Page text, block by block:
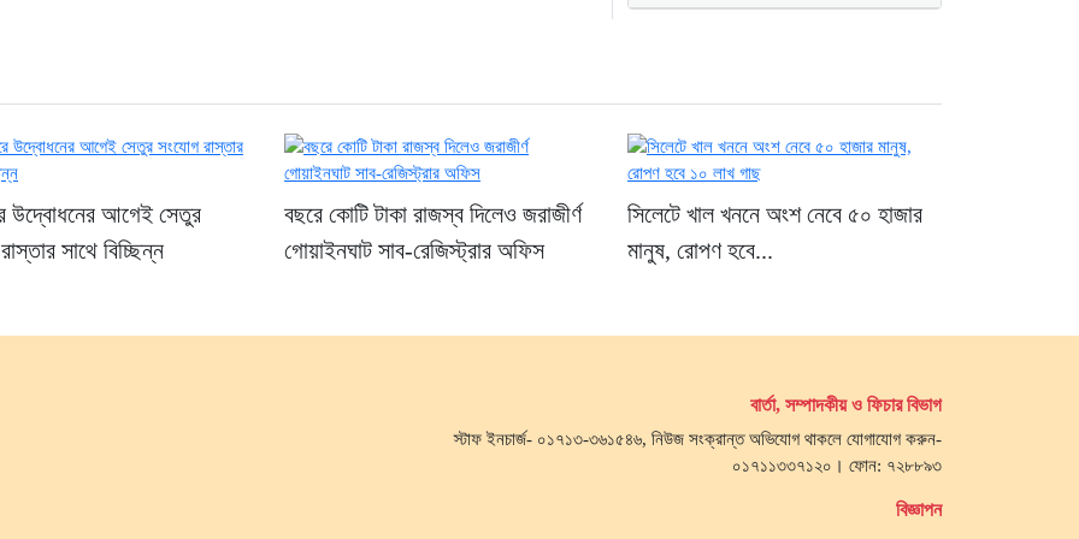
উদ্যোগের তাগিদ
১৭ ঘণ্টা আগে
উদ্বোধনের আগেই সেতুর
সাথে বিচ্ছিন্ন
বছরে কোটি টাকা রাজস্ব দিলেও জরাজীর্ণ
গোয়াইনঘাট সাব-রেজিস্ট্রার অফিস
সিলেটে খাল খননে অংশ নেবে ৫০ হাজার
মানুষ, রোপণ হবে...
বার্তা, সম্পাদকীয় ও ফিচার বিভাগ
স্টাফ ইনচার্জ- ০১৭১৩-৩৬১৫৪৬, নিউজ সংক্রান্ত অভিযোগ থাকলে যোগাযোগ করুন-
০১৭১১৩৩৭১২০। ফোন: ৭২৮৮৯৩
বিজ্ঞাপন